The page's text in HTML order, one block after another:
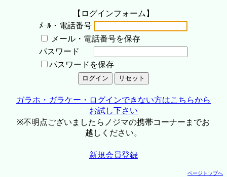
【ログインフォーム】
ﾒｰﾙ・電話番号
メール・電話番号を保存
パスワード
パスワードを保存
ガラホ・ガラケー・ログインできない方はこちらから
お試し下さい
※不明点ございましたらノジマの携帯コーナーまでお
越しください。
新規会員登録
ページトップへ